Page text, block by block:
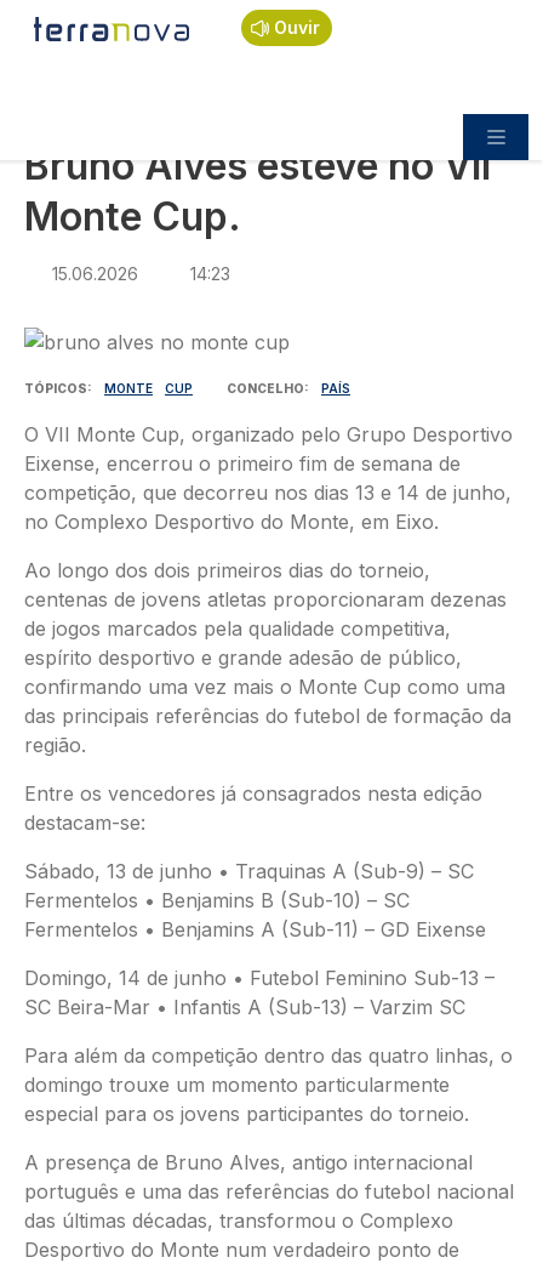
Passar para o conteúdo principal
Ouvir
Navegação estrutural
Início
Praça
Bruno Alves esteve no VII Monte Cup.
Bruno Alves esteve no VII
Monte Cup.
15.06.2026 14:23
Imagem
TÓPICOS MONTE CUP CONCELHO PAÍS
O VII Monte Cup, organizado pelo Grupo Desportivo
Eixense, encerrou o primeiro fim de semana de
competição, que decorreu nos dias 13 e 14 de junho,
no Complexo Desportivo do Monte, em Eixo.
Ao longo dos dois primeiros dias do torneio,
centenas de jovens atletas proporcionaram dezenas
de jogos marcados pela qualidade competitiva,
espírito desportivo e grande adesão de público,
confirmando uma vez mais o Monte Cup como uma
das principais referências do futebol de formação da
região.
Entre os vencedores já consagrados nesta edição
destacam-se:
Sábado, 13 de junho • Traquinas A (Sub-9) – SC
Fermentelos • Benjamins B (Sub-10) – SC
Fermentelos • Benjamins A (Sub-11) – GD Eixense
Domingo, 14 de junho • Futebol Feminino Sub-13 –
SC Beira-Mar • Infantis A (Sub-13) – Varzim SC
Para além da competição dentro das quatro linhas, o
domingo trouxe um momento particularmente
especial para os jovens participantes do torneio.
A presença de Bruno Alves, antigo internacional
português e uma das referências do futebol nacional
das últimas décadas, transformou o Complexo
Desportivo do Monte num verdadeiro ponto de